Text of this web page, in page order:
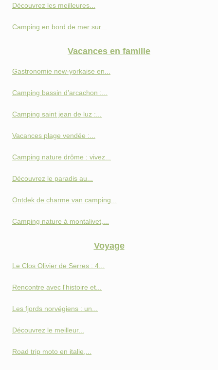
Découvrez les meilleures...
Camping en bord de mer sur...
Vacances en famille
Gastronomie new-yorkaise en...
Camping bassin d’arcachon :...
Camping saint jean de luz :...
Vacances plage vendée :...
Camping nature drôme : vivez...
Découvrez le paradis au...
Ontdek de charme van camping...
Camping nature à montalivet,...
Voyage
Le Clos Olivier de Serres : 4...
Rencontre avec l'histoire et...
Les fjords norvégiens : un...
Découvrez le meilleur...
Road trip moto en italie,...